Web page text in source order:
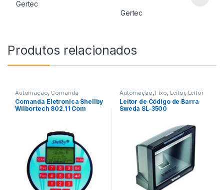
Gertec
Gertec
Produtos relacionados
Automação Comanda
Eletronica
Comanda Eletronica Shellby
Wilbortech 802.11 Com
Automação Fixo Leitor, Leitor
de Código de Barra
Leitor de Código de Barra
Sweda SL-3500